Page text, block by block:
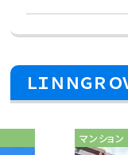
ＬＩＮＮＧＲ
マンション